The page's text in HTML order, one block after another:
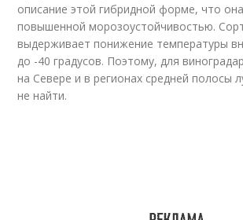
описание этой гибридной форме, что
повышенной морозоустойчивостью.
выдерживает понижение температуры
до -40 градусов. Поэтому, для
на Севере и в регионах средней полосы
не найти.